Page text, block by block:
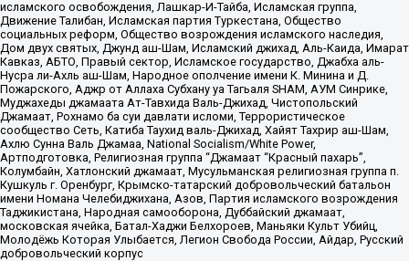
исламского освобождения, Лашкар-И-Тайба, Исламская группа,
Движение Талибан, Исламская партия Туркестана, Общество
социальных реформ, Общество возрождения исламского наследия,
Дом двух святых, Джунд аш-Шам, Исламский джихад, Аль-Каида, Имарат
Кавказ, АБТО, Правый сектор, Исламское государство, Джабха аль-
Нусра ли-Ахль аш-Шам, Народное ополчение имени К. Минина и Д.
Пожарского, Аджр от Аллаха Субхану уа Тагьаля SHAM, АУМ Синрике,
Муджахеды джамаата Ат-Тавхида Валь-Джихад, Чистопольский
Джамаат, Рохнамо ба суи давлати исломи, Террористическое
сообщество Сеть, Катиба Таухид валь-Джихад, Хайят Тахрир аш-Шам,
Ахлю Сунна Валь Джамаа, National Socialism/White Power,
Артподготовка, Религиозная группа “Джамаат “Красный пахарь”,
Колумбайн, Хатлонский джамаат, Мусульманская религиозная группа п.
Кушкуль г. Оренбург, Крымско-татарский добровольческий батальон
имени Номана Челебиджихана, Азов, Партия исламского возрождения
Таджикистана, Народная самооборона, Дуббайский джамаат,
московская ячейка, Батал-Хаджи Белхороев, Маньяки Культ Убийц,
Молодёжь Которая Улыбается, Легион Свобода России, Айдар, Русский
добровольческий корпус